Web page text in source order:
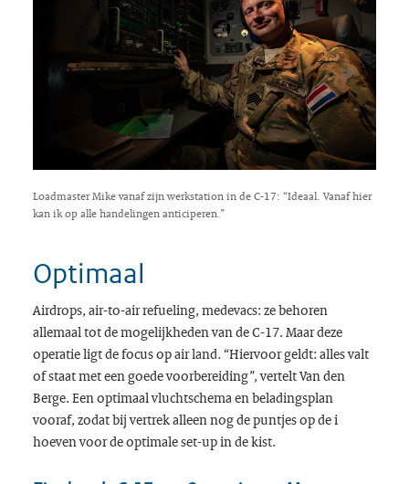
Loadmaster Mike vanaf zijn werkstation in de C-17: “Ideaal. Vanaf hier
kan ik op alle handelingen anticiperen.”
Optimaal
Airdrops, air-to-air refueling, medevacs: ze behoren
allemaal tot de mogelijkheden van de C-17. Maar deze
operatie ligt de focus op air land. “Hiervoor geldt: alles valt
of staat met een goede voorbereiding”, vertelt Van den
Berge. Een optimaal vluchtschema en beladingsplan
vooraf, zodat bij vertrek alleen nog de puntjes op de i
hoeven voor de optimale set-up in de kist.